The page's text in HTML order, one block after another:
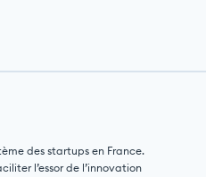
des startups en France.
l’essor de l’innovation